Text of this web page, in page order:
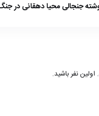
جنجالی محیا دهقانی در
نفر باشید.